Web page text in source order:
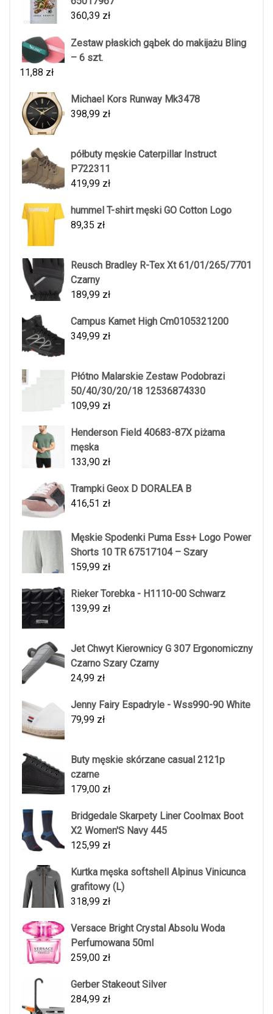
360,39 zł
Zestaw płaskich gąbek do makijażu Bling
– 6 szt.
11,88 zł
Michael Kors Runway Mk3478
398,99 zł
półbuty męskie Caterpillar Instruct
P722311
419,99 zł
hummel T-shirt męski GO Cotton Logo
89,35 zł
Reusch Bradley R-Tex Xt 61/01/265/7701
Czarny
189,99 zł
Campus Kamet High Cm0105321200
349,99 zł
Płótno Malarskie Zestaw Podobrazi
50/40/30/20/18 12536874330
109,99 zł
Henderson Field 40683-87X piżama
męska
133,90 zł
Trampki Geox D DORALEA B
416,51 zł
Męskie Spodenki Puma Ess+ Logo Power
Shorts 10 TR 67517104 – Szary
159,99 zł
Rieker Torebka - H1110-00 Schwarz
139,99 zł
Jet Chwyt Kierownicy G 307 Ergonomiczny
Czarno Szary Czarny
24,99 zł
Jenny Fairy Espadryle - Wss990-90 White
79,99 zł
Buty męskie skórzane casual 2121p
czarne
179,00 zł
Bridgedale Skarpety Liner Coolmax Boot
X2 Women'S Navy 445
125,99 zł
Kurtka męska softshell Alpinus Vinicunca
grafitowy (L)
318,99 zł
Versace Bright Crystal Absolu Woda
Perfumowana 50ml
259,00 zł
Gerber Stakeout Silver
284,99 zł